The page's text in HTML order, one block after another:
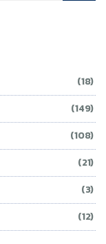
(18)
(149)
(108)
(21)
(3)
(12)